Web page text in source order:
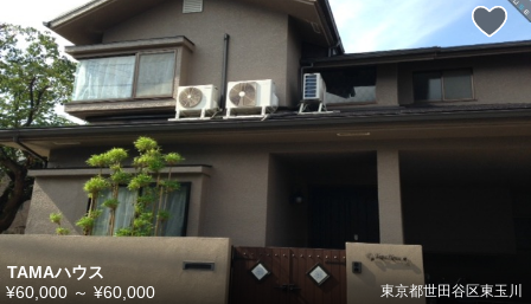
TAMAハウス
東京都世田谷区東玉川
¥60,000 ～ ¥60,000